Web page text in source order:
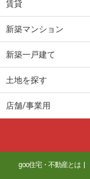
賃貸
新築マンション
新築一戸建て
土地を探す
店舗/事業用
goo住宅・不動産とは